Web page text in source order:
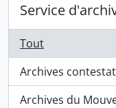
Service
Tout
Archives
, 7 résultats
Archives du